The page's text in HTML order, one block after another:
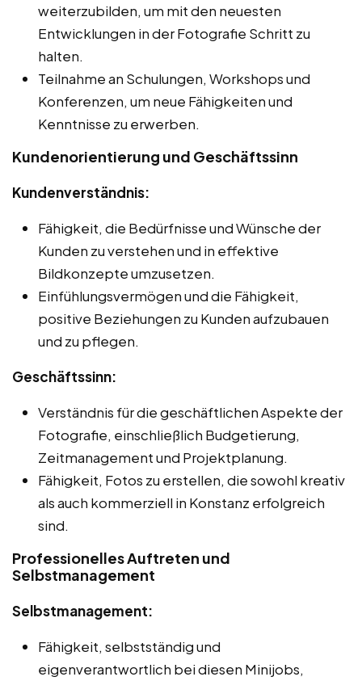
weiterzubilden, um mit den neuesten
Entwicklungen in der Fotografie Schritt zu
halten.
Teilnahme an Schulungen, Workshops und
Konferenzen, um neue Fähigkeiten und
Kenntnisse zu erwerben.
Kundenorientierung und Geschäftssinn
Kundenverständnis:
Fähigkeit, die Bedürfnisse und Wünsche der
Kunden zu verstehen und in effektive
Bildkonzepte umzusetzen.
Einfühlungsvermögen und die Fähigkeit,
positive Beziehungen zu Kunden aufzubauen
und zu pflegen.
Geschäftssinn:
Verständnis für die geschäftlichen Aspekte der
Fotografie, einschließlich Budgetierung,
Zeitmanagement und Projektplanung.
Fähigkeit, Fotos zu erstellen, die sowohl kreativ
als auch kommerziell in Konstanz erfolgreich
sind.
Professionelles Auftreten und
Selbstmanagement
Selbstmanagement:
Fähigkeit, selbstständig und
eigenverantwortlich bei diesen Minijobs,